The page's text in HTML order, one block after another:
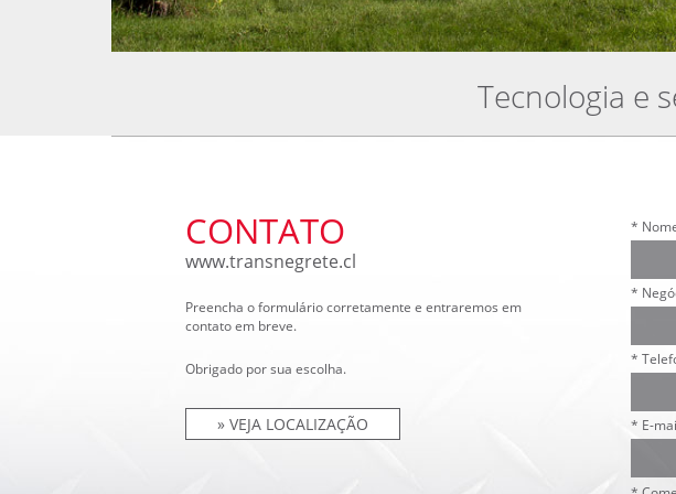
Tecnologia e
CONTATO
www.transnegrete.cl
Preencha o formulário corretamente e entraremos em
contato em breve.
Obrigado por sua escolha.
» VEJA LOCALIZAÇÃO
*
*
*
* E-